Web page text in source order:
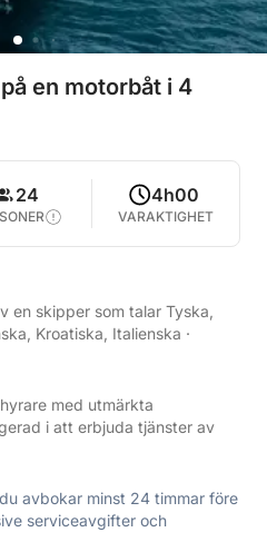
en motorbåt i 4
24 4h00
VARAKTIGHET
en skipper som talar Tyska,
Kroatiska, Italienska ·
med utmärkta
i att erbjuda tjänster av
avbokar minst 24 timmar före
serviceavgifter och